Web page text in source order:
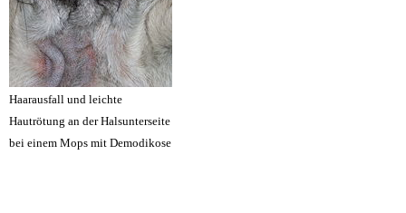
Haarausfall und leichte
Hautrötung an der Halsunterseite
bei einem Mops mit Demodikose